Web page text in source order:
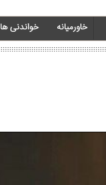
خاورمیانه‌ خواندنی ها